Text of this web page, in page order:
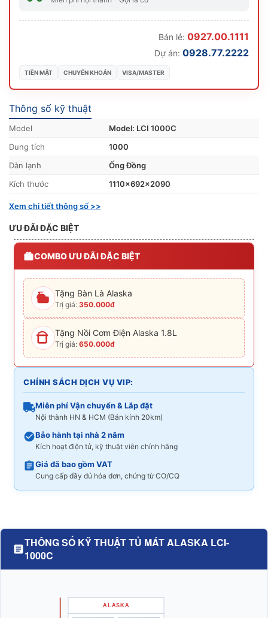
Thông số kỹ thuật
Model
Model: LCI 1000C
Dung tích
1000
Dàn lạnh
Ống Đồng
Kích thước
1110x692x2090
Xem chi tiết thông số >>
ƯU ĐÃI ĐẶC BIỆT
COMBO ƯU ĐÃI ĐẶC BIỆT
Tặng Bàn Là Alaska
Trị giá: 350.000đ
Tặng Nồi Cơm Điện Alaska 1.8L
Trị giá: 650.000đ
CHÍNH SÁCH DỊCH VỤ VIP:
Miễn phí Vận chuyển & Lắp đặt
Nội thành HN & HCM (Bán kính 20km)
Bảo hành tại nhà 2 năm
Kích hoạt điện tử, kỹ thuật viên chính hãng
Giá đã bao gồm VAT
Cung cấp đầy đủ hóa đơn, chứng từ CO/CQ
Bán lẻ: 0927.00.1111
Dự án: 0928.77.2222
TIỀN MẶT CHUYỂN KHOẢN VISA/MASTER
THÔNG SỐ KỸ THUẬT TỦ MÁT ALASKA LCI-
1000C
ALASKA